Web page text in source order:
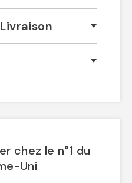
chez le n°1 du
Uni